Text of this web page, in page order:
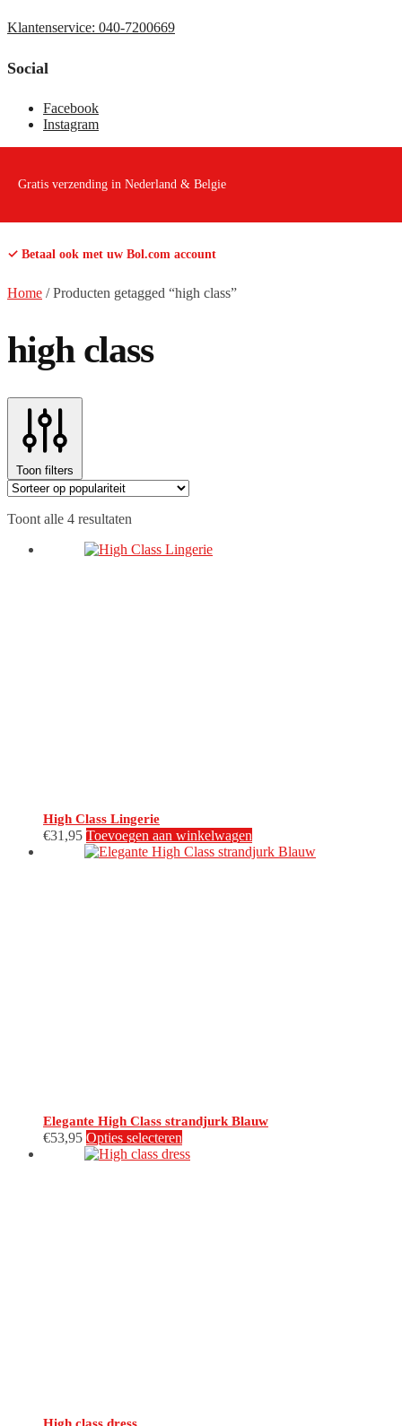
Klantenservice: 040-7200669
Social
Facebook
Instagram
Gratis verzending in Nederland & Belgie
✓ Betaal ook met uw Bol.com account
Home /Producten getagged “high class”
high class
Toon filters
Toont alle 4 resultaten
populariteit
High Class Lingerie
€31,95 Toevoegen aan winkelwagen
Elegante High Class strandjurk Blauw
€53,95 Opties selecteren
product
High class dress